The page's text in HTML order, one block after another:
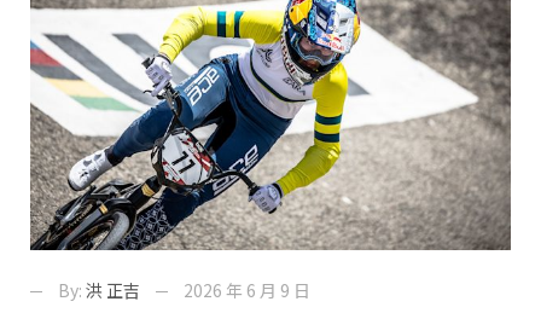
By: 洪 正吉 2026 年 6 月 9 日